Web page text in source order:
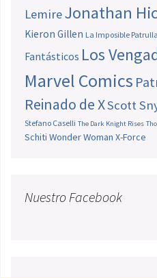
LemireJonathan
Kieron Gillen La Imposible
Fantásticos Los
Marvel Comics
Reinado de XScott
Stefano Caselli The Dark Knight Rises
Schiti Wonder Woman X-Force
Nuestro Facebook